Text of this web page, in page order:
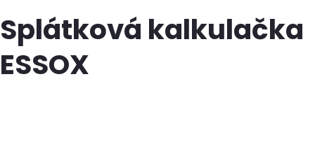
Splátková kalkulačka
ESSOX